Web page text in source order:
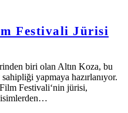
Festivali Jürisi
biri olan Altın Koza, bu
yapmaya hazırlanıyor.
Festivali‘nin jürisi,
isimlerden…